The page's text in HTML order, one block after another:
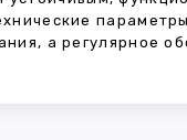
а регулярное